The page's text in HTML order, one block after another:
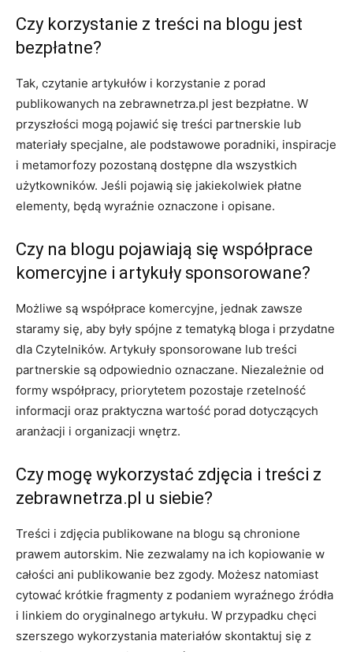
Czy korzystanie z treści na blogu jest
bezpłatne?
Tak, czytanie artykułów i korzystanie z porad
publikowanych na zebrawnetrza.pl jest bezpłatne. W
przyszłości mogą pojawić się treści partnerskie lub
materiały specjalne, ale podstawowe poradniki, inspiracje
i metamorfozy pozostaną dostępne dla wszystkich
użytkowników. Jeśli pojawią się jakiekolwiek płatne
elementy, będą wyraźnie oznaczone i opisane.
Czy na blogu pojawiają się współprace
komercyjne i artykuły sponsorowane?
Możliwe są współprace komercyjne, jednak zawsze
staramy się, aby były spójne z tematyką bloga i przydatne
dla Czytelników. Artykuły sponsorowane lub treści
partnerskie są odpowiednio oznaczane. Niezależnie od
formy współpracy, priorytetem pozostaje rzetelność
informacji oraz praktyczna wartość porad dotyczących
aranżacji i organizacji wnętrz.
Czy mogę wykorzystać zdjęcia i treści z
zebrawnetrza.pl u siebie?
Treści i zdjęcia publikowane na blogu są chronione
prawem autorskim. Nie zezwalamy na ich kopiowanie w
całości ani publikowanie bez zgody. Możesz natomiast
cytować krótkie fragmenty z podaniem wyraźnego źródła
i linkiem do oryginalnego artykułu. W przypadku chęci
szerszego wykorzystania materiałów skontaktuj się z